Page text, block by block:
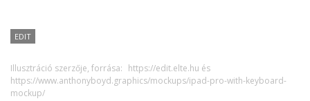
EDIT
Illusztráció szerzője, forrása: https://edit.elte.hu és
https://www.anthonyboyd.graphics/mockups/ipad-pro-with-keyboard-
mockup/